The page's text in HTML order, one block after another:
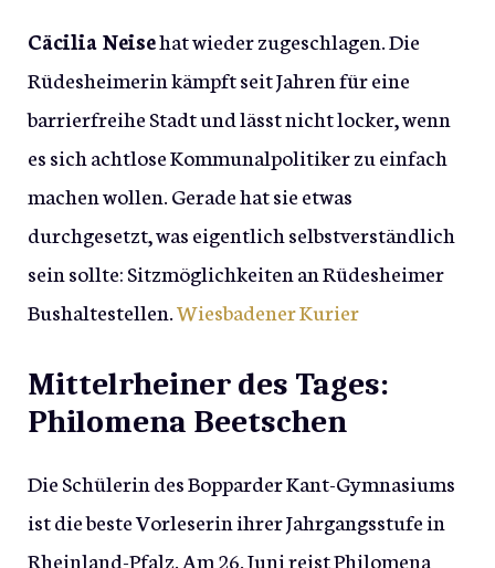
Cäcilia Neisehat wieder zugeschlagen. Die
Rüdesheimerin kämpft seit Jahren für eine
barrierfreihe Stadt und lässt nicht locker, wenn
es sich achtlose Kommunalpolitiker zu einfach
machen wollen. Gerade hat sie etwas
durchgesetzt, was eigentlich selbstverständlich
sein sollte: Sitzmöglichkeiten an Rüdesheimer
Bushaltestellen.Wiesbadener Kurier
Mittelrheiner des Tages:
Philomena Beetschen
Die Schülerin des Bopparder Kant-Gymnasiums
ist die beste Vorleserin ihrer Jahrgangsstufe in
Rheinland-Pfalz. Am 26. Juni reist Philomena